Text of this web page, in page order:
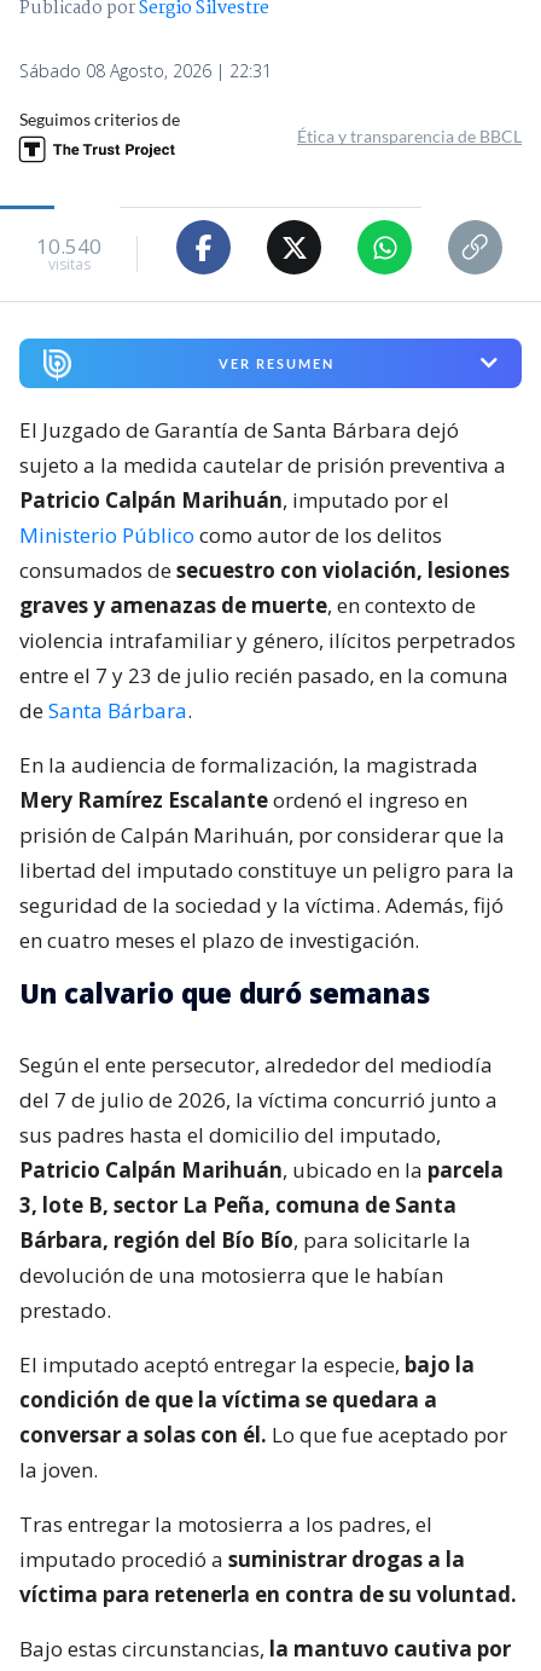
Publicado porSergio Silvestre
Sábado 08 Agosto, 2026 | 22:31
Seguimos criterios de
Ética y transparencia de BBCL
10.540
visitas
VER RESUMEN
El Juzgado de Garantía de Santa Bárbara dejó
sujeto a la medida cautelar de prisión preventiva a
Patricio Calpán Marihuán, imputado por el
Ministerio Público como autor de los delitos
consumados desecuestro con violación, lesiones
graves y amenazas de muerte, en contexto de
violencia intrafamiliar y género, ilícitos perpetrados
entre el 7 y 23 de julio recién pasado, en la comuna
deSanta Bárbara.
En la audiencia de formalización, la magistrada
Mery Ramírez Escalanteordenó el ingreso en
prisión de Calpán Marihuán, por considerar que la
libertad del imputado constituye un peligro para la
seguridad de la sociedad y la víctima. Además, fijó
en cuatro meses el plazo de investigación.
Un calvario que duró semanas
Según el ente persecutor, alrededor del mediodía
del 7 de julio de 2026, la víctima concurrió junto a
sus padres hasta el domicilio del imputado,
Patricio Calpán Marihuán, ubicado en la parcela
3, lote B, sector La Peña, comuna de Santa
Bárbara, región del Bío Bío, para solicitarle la
devolución de una motosierra que le habían
prestado.
El imputado aceptó entregar la especie, bajo la
condición de que la víctima se quedara a
conversar a solas con él. Lo que fue aceptado por
la joven.
Tras entregar la motosierra a los padres, el
imputado procedió a suministrar drogas a la
víctima para retenerla en contra de su voluntad.
Bajo estas circunstancias, la mantuvo cautiva por